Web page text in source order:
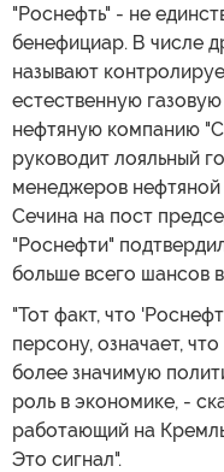
"Роснефть" - не
бенефициар. В числе
называют
естественную
нефтяную компанию
руководит лояльный
менеджеров нефтяной
Сечина на пост
"Роснефти"
больше всего шансов
"Тот факт, что
персону, означает,
более значимую
роль в экономике, -
работающий на
Это сигнал".